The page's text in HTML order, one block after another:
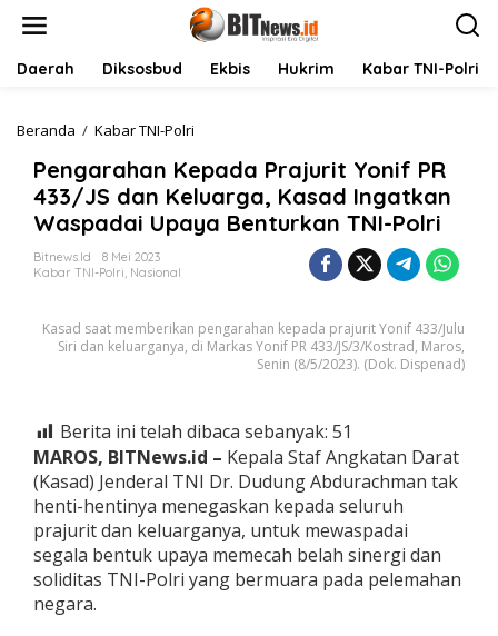
Daerah Diksosbud Ekbis Hukrim Kabar TNI-Polri
Beranda / Kabar TNI-Polri
n
g
a
r
K
e
a
P
r
a
j
u
r
t
Pengarahan Kepada Prajurit Yonif PR
433/JS dan Keluarga, Kasad Ingatkan
Waspadai Upaya Benturkan TNI-Polri
Bitnews.id
8 Mei 2023
Kabar TNI-Polri, Nasional
Kasad saat memberikan pengarahan kepada prajurit Yonif 433/Julu
Siri dan keluarganya, di Markas Yonif PR 433/JS/3/Kostrad, Maros,
Senin (8/5/2023). (Dok. Dispenad)
Berita ini telah dibaca sebanyak: 51
MAROS, BITNews.id – Kepala Staf Angkatan Darat
(Kasad) Jenderal TNI Dr. Dudung Abdurachman tak
henti-hentinya menegaskan kepada seluruh
prajurit dan keluarganya, untuk mewaspadai
segala bentuk upaya memecah belah sinergi dan
soliditas TNI-Polri yang bermuara pada pelemahan
negara.